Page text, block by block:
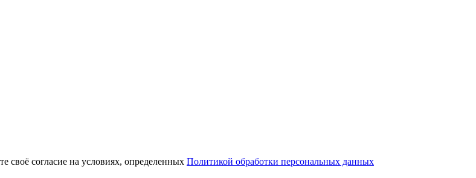
своё согласие на условиях, определенных Политикой обработки персональных данных